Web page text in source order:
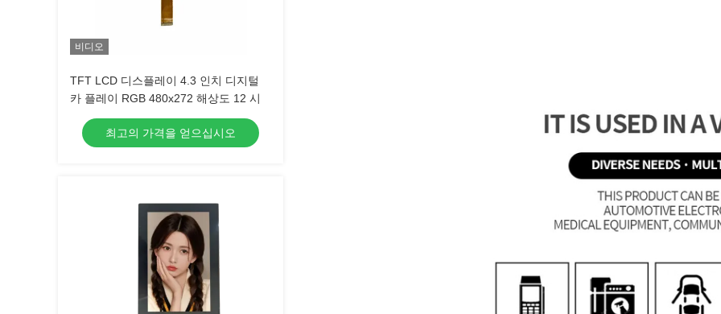
비디오
TFT LCD 디스플레이 4.3 인치 디지털
카 플레이 RGB 480x272 해상도 12 시
최고의 가격을 얻으십시오